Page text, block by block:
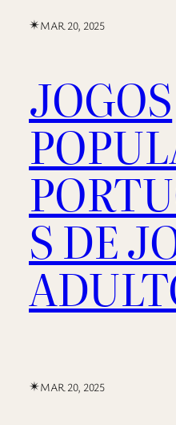
✴︎MAR 20, 2025
JOGOS
S DE
✴︎MAR 20, 2025